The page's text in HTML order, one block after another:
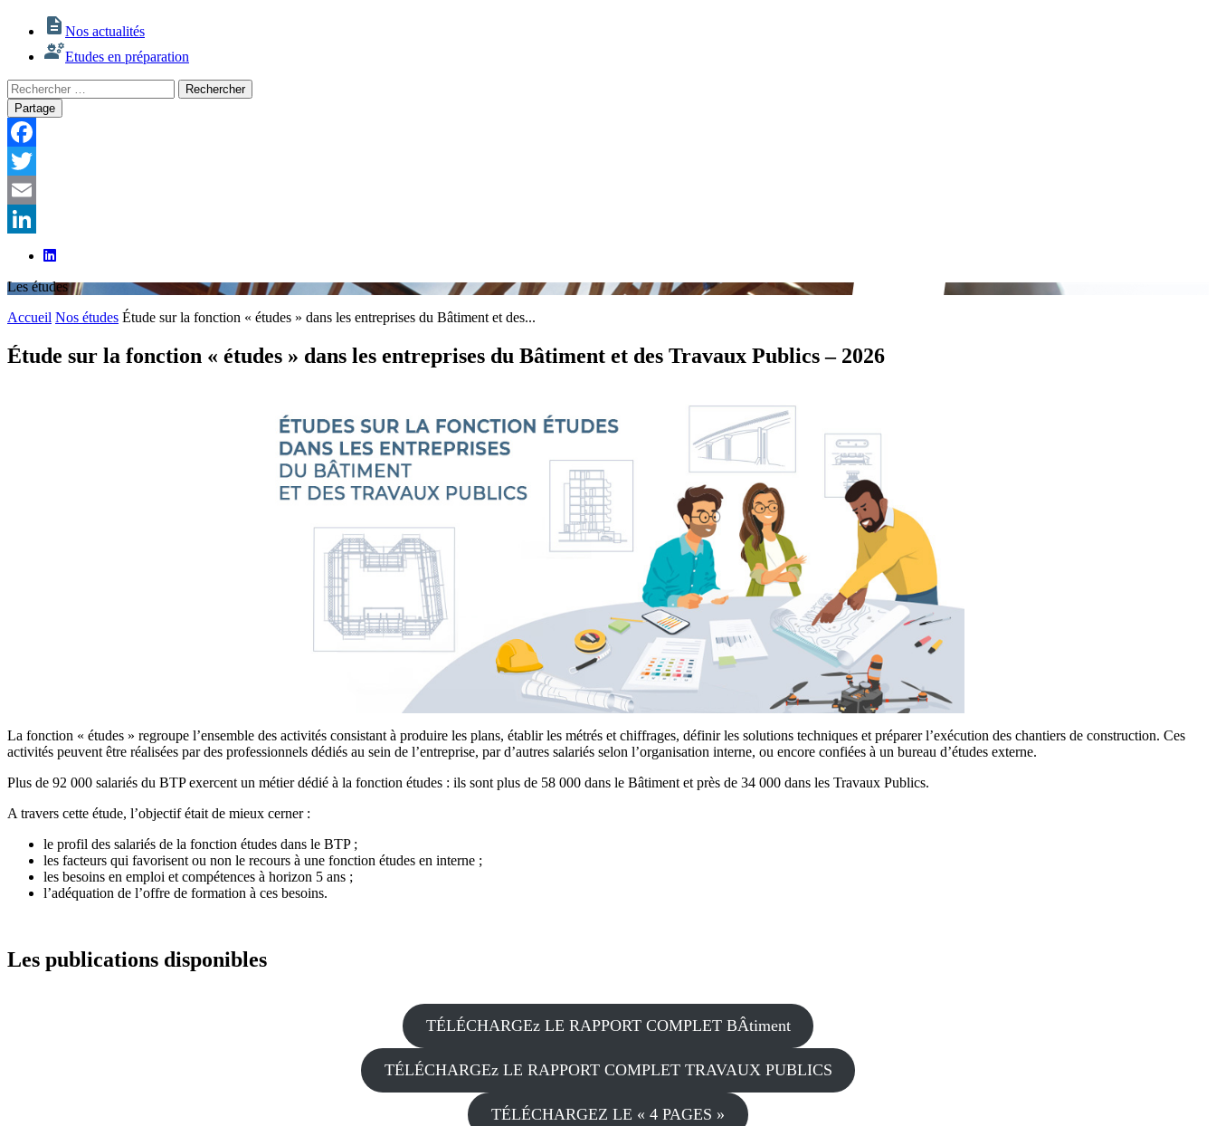
Nos actualités
Etudes en préparation
Rechercher
:
Rechercher
Partage
Facebook
Twitter
Email
LinkedIn
Les études
Accueil Nos études Étude sur la fonction « études » dans les entreprises du Bâtiment et des...
Étude sur la fonction « études » dans les entreprises du Bâtiment et des Travaux Publics – 2026
La fonction « études » regroupe l’ensemble des activités consistant à produire les plans, établir les métrés et chiffrages, définir les solutions techniques et préparer l’exécution des chantiers de construction. Ces
activités peuvent être réalisées par des professionnels dédiés au sein de l’entreprise, par d’autres salariés selon l’organisation interne, ou encore confiées à un bureau d’études externe.
Plus de 92 000 salariés du BTP exercent un métier dédié à la fonction études : ils sont plus de 58 000 dans le Bâtiment et près de 34 000 dans les Travaux Publics.
A travers cette étude, l’objectif était de mieux cerner :
le profil des salariés de la fonction études dans le BTP ;
les facteurs qui favorisent ou non le recours à une fonction études en interne ;
les besoins en emploi et compétences à horizon 5 ans ;
l’adéquation de l’offre de formation à ces besoins.
Les publications disponibles
TÉLÉCHARGEz LE RAPPORT COMPLET BÂtiment
TÉLÉCHARGEz LE RAPPORT COMPLET TRAVAUX PUBLICS
TÉLÉCHARGEZ LE « 4 PAGES »